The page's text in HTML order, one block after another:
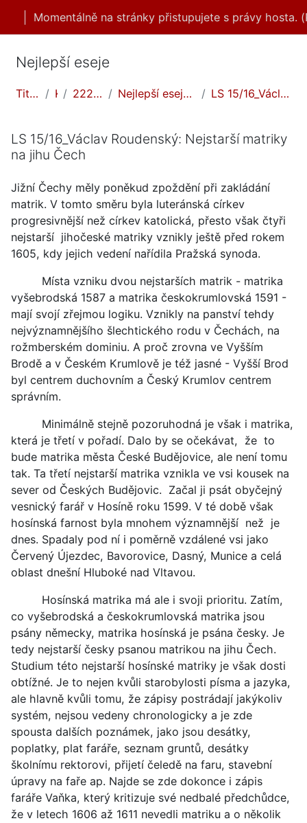
Přejít k hlavnímu obsahu
Momentálně na stránky přistupujete s právy hosta. (
Nejlepší eseje
Titulní stránka Kurzy 2223LS/nejlepší eseje Nejlepší eseje - Genealogie - Hledáme své předky LS 15/16_Václav Roudenský: Nejstarší matriky na ji...
LS 15/16_Václav Roudenský: Nejstarší matriky
na jihu Čech
Jižní Čechy měly poněkud zpoždění při zakládání
matrik. V tomto směru byla luteránská církev
progresivnější než církev katolická, přesto však čtyři
nejstarší jihočeské matriky vznikly ještě před rokem
1605, kdy jejich vedení nařídila Pražská synoda.
Místa vzniku dvou nejstarších matrik - matrika
vyšebrodská 1587 a matrika českokrumlovská 1591 -
mají svojí zřejmou logiku. Vznikly na panství tehdy
nejvýznamnějšího šlechtického rodu v Čechách, na
rožmberském dominiu. A proč zrovna ve Vyšším
Brodě a v Českém Krumlově je též jasné - Vyšší Brod
byl centrem duchovním a Český Krumlov centrem
správním.
Minimálně stejně pozoruhodná je však i matrika,
která je třetí v pořadí. Dalo by se očekávat, že to
bude matrika města České Budějovice, ale není tomu
tak. Ta třetí nejstarší matrika vznikla ve vsi kousek na
sever od Českých Budějovic. Začal ji psát obyčejný
vesnický farář v Hosíně roku 1599. V té době však
hosínská farnost byla mnohem významnější než je
dnes. Spadaly pod ní i poměrně vzdálené vsi jako
Červený Újezdec, Bavorovice, Dasný, Munice a celá
oblast dnešní Hluboké nad Vltavou.
Hosínská matrika má ale i svoji prioritu. Zatím,
co vyšebrodská a českokrumlovská matrika jsou
psány německy, matrika hosínská je psána česky. Je
tedy nejstarší česky psanou matrikou na jihu Čech.
Studium této nejstarší hosínské matriky je však dosti
obtížné. Je to nejen kvůli starobylosti písma a jazyka,
ale hlavně kvůli tomu, že zápisy postrádají jakýkoliv
systém, nejsou vedeny chronologicky a je zde
spousta dalších poznámek, jako jsou desátky,
poplatky, plat faráře, seznam gruntů, desátky
školnímu rektorovi, přijetí čeledě na faru, stavební
úpravy na faře ap. Najde se zde dokonce i zápis
faráře Vaňka, který kritizuje své nedbalé předchůdce,
že v letech 1606 až 1611 nevedli matriku a o několik